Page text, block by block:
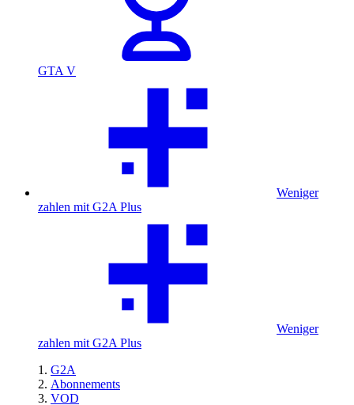
GTA V
Weniger
zahlen mit G2A Plus
Weniger
zahlen mit G2A Plus
G2A
Abonnements
VOD